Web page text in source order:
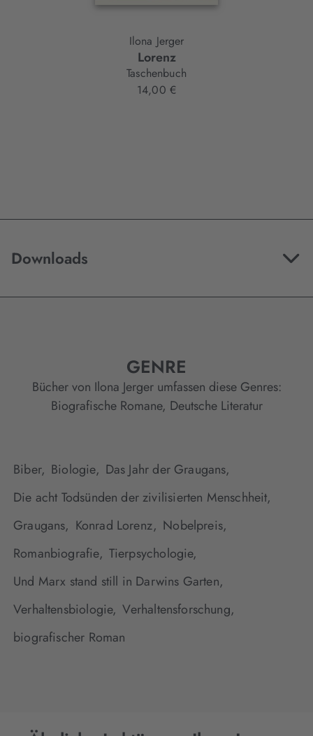
Ilona Jerger
Lorenz
Taschenbuch
14,00 €
Downloads
GENRE
Bücher von Ilona Jerger umfassen diese Genres:
Biografische Romane, Deutsche Literatur
Biber, Biologie, Das Jahr der Graugans,
Die acht Todsünden der zivilisierten Menschheit,
Graugans, Konrad Lorenz, Nobelpreis,
Romanbiografie, Tierpsychologie,
Und Marx stand still in Darwins Garten,
Verhaltensbiologie, Verhaltensforschung,
biografischer Roman